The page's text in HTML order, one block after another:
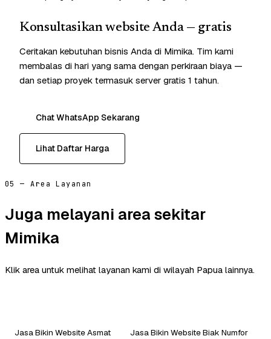
Konsultasikan website Anda — gratis
Ceritakan kebutuhan bisnis Anda di Mimika. Tim kami
membalas di hari yang sama dengan perkiraan biaya —
dan setiap proyek termasuk server gratis 1 tahun.
Chat WhatsApp Sekarang
Lihat Daftar Harga
05 — Area Layanan
Juga melayani area sekitar
Mimika
Klik area untuk melihat layanan kami di wilayah Papua lainnya.
Jasa Bikin Website Asmat
Jasa Bikin Website Biak Numfor